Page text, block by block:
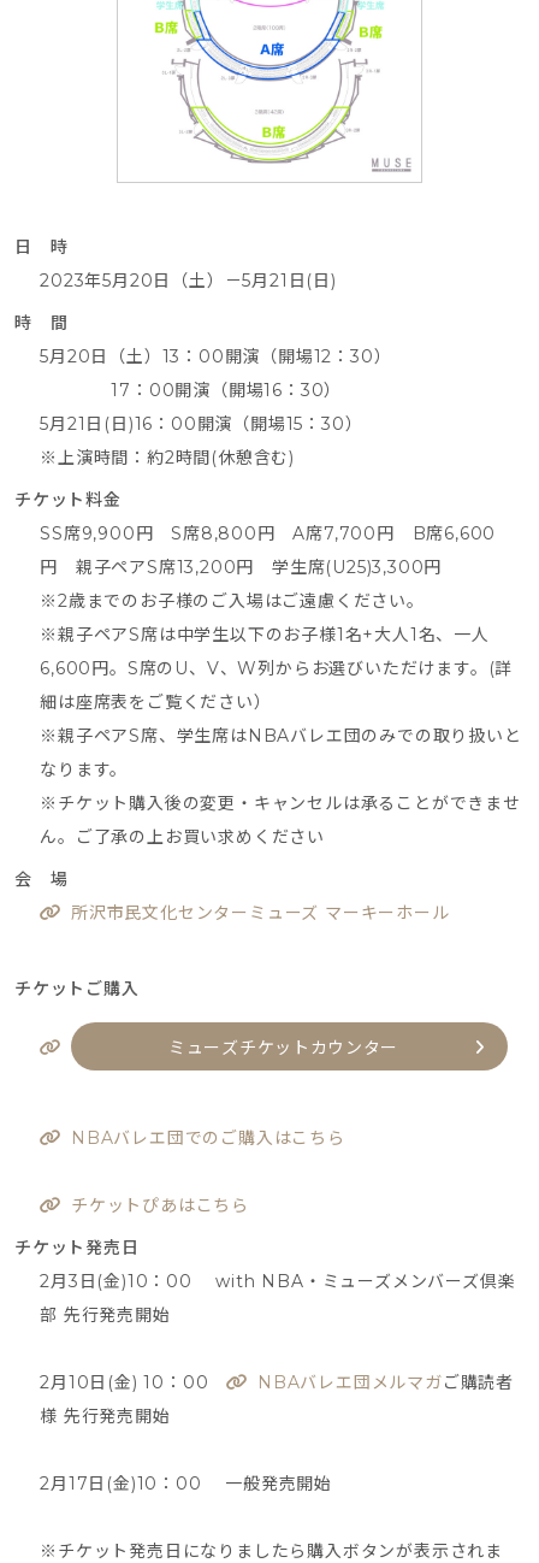
日 時
2023年5月20日（土）－5月21日(日)
時 間
5月20日（土）13：00開演（開場12：30）
17：00開演（開場16：30）
5月21日(日)16：00開演（開場15：30）
※上演時間：約2時間(休憩含む)
チケット料金
SS席9,900円 S席8,800円 A席7,700円 B席6,600
円 親子ペアS席13,200円 学生席(U25)3,300円
※2歳までのお子様のご入場はご遠慮ください。
※親子ペアS席は中学生以下のお子様1名+大人1名、一人
6,600円。S席のU、V、W列からお選びいただけます。(詳
細は座席表をご覧ください）
※親子ペアS席、学生席はNBAバレエ団のみでの取り扱いと
なります。
※チケット購入後の変更・キャンセルは承ることができませ
ん。ご了承の上お買い求めください
会 場
所沢市民文化センターミューズ マーキーホール
チケットご購入
ミューズチケットカウンター
NBAバレエ団でのご購入はこちら
チケットぴあはこちら
チケット発売日
2月3日(金)10：00 with NBA・ミューズメンバーズ倶楽
部 先行発売開始
2月10日(金) 10：00 NBAバレエ団メルマガご購読者
様 先行発売開始
2月17日(金)10：00 一般発売開始
※チケット発売日になりましたら購入ボタンが表示されま